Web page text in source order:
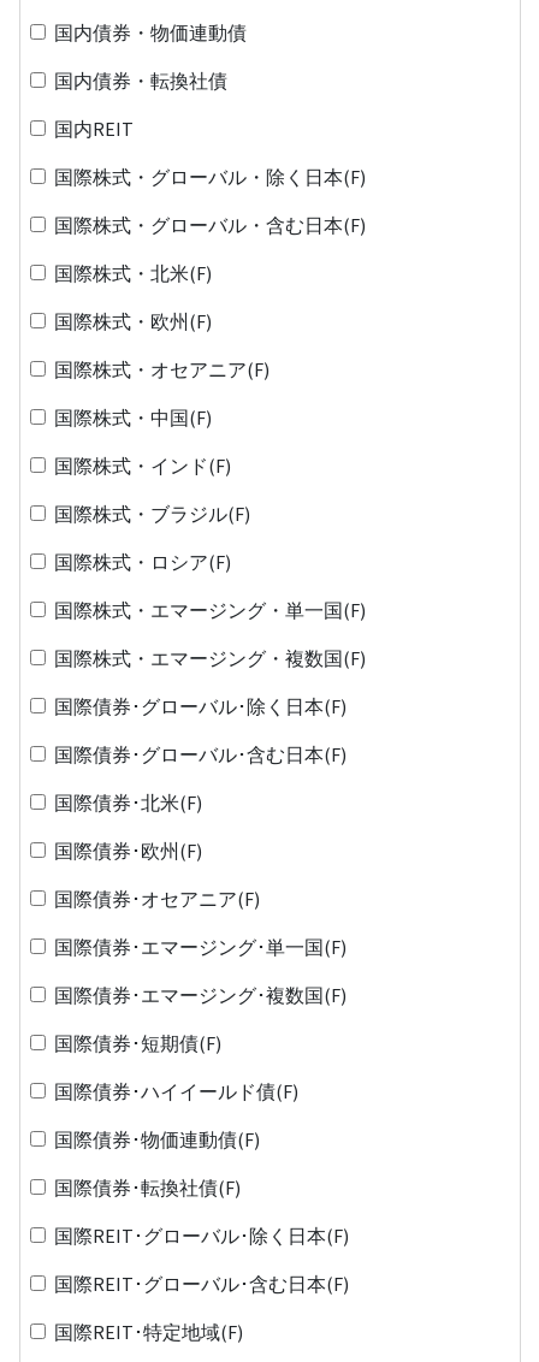
国内債券・物価連動債
国内債券・転換社債
国内REIT
国際株式・グローバル・除く日本(F)
国際株式・グローバル・含む日本(F)
国際株式・北米(F)
国際株式・欧州(F)
国際株式・オセアニア(F)
国際株式・中国(F)
国際株式・インド(F)
国際株式・ブラジル(F)
国際株式・ロシア(F)
国際株式・エマージング・単一国(F)
国際株式・エマージング・複数国(F)
国際債券･グローバル･除く日本(F)
国際債券･グローバル･含む日本(F)
国際債券･北米(F)
国際債券･欧州(F)
国際債券･オセアニア(F)
国際債券･エマージング･単一国(F)
国際債券･エマージング･複数国(F)
国際債券･短期債(F)
国際債券･ハイイールド債(F)
国際債券･物価連動債(F)
国際債券･転換社債(F)
国際REIT･グローバル･除く日本(F)
国際REIT･グローバル･含む日本(F)
国際REIT･特定地域(F)